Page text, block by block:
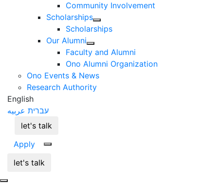
Community Involvement
Scholarships
Scholarships
Our Alumni
Faculty and Alumni
Ono Alumni Organization
Ono Events & News
Research Authority
English
עברית عربيه
let's talk
Apply
let's talk